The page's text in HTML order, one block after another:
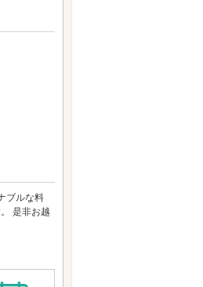
ブルな料
是非お越